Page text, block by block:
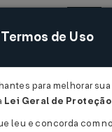
Acessar
de Uso
para melhorar
Lei Geral de Proteção
leu e concorda com